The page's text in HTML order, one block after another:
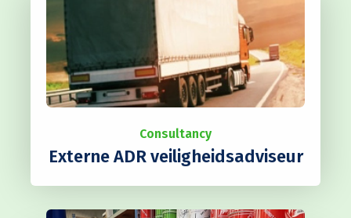
Consultancy
Externe ADR veiligheidsadviseur